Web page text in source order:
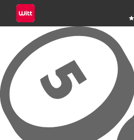
Přeskočit na hlavní obsah